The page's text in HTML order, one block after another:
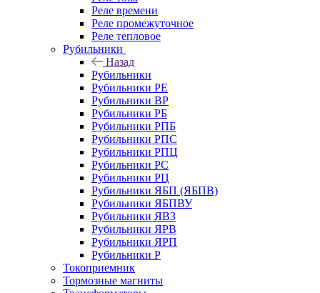
Реле времени
Реле промежуточное
Реле тепловое
Рубильники
Назад
Рубильники
Рубильники РЕ
Рубильники ВР
Рубильники РБ
Рубильники РПБ
Рубильники РПС
Рубильники РПЦ
Рубильники РС
Рубильники РЦ
Рубильники ЯБП (ЯБПВ)
Рубильники ЯБПВУ
Рубильники ЯВЗ
Рубильники ЯРВ
Рубильники ЯРП
Рубильники Р
Токоприемник
Тормозные магниты